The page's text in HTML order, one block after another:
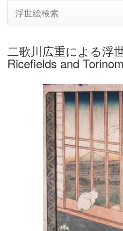
浮世絵検索
二歌川広重による浮
Ricefields and